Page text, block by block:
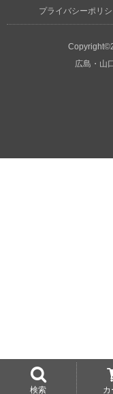
検索 カ
プライバシーポリ
広島・山